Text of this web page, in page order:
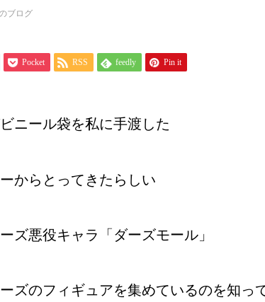
ブログ
Pocket RSS feedly Pin it
ニール袋を私に手渡した
からとってきたらしい
ズ悪役キャラ「ダーズモール」
ズのフィギュアを集めているのを知っ